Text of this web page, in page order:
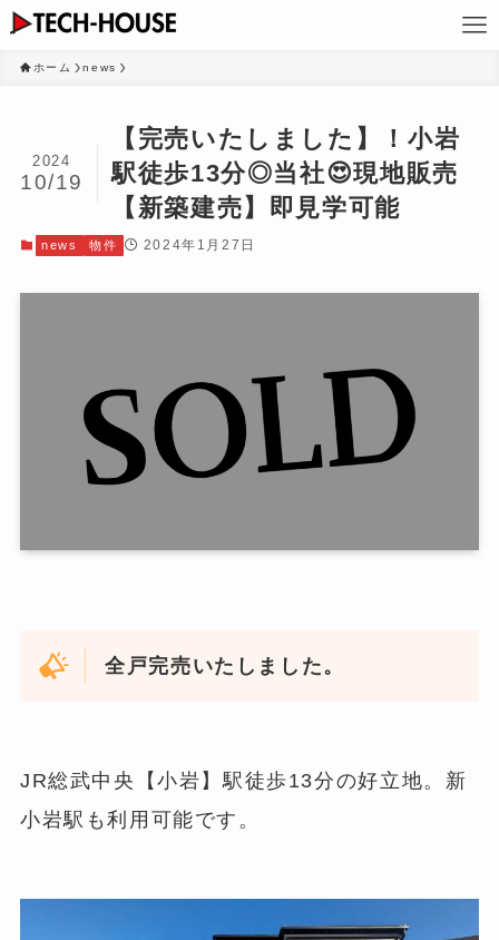
ホーム news
【完売いたしました】！小岩
駅徒歩13分◎当社😍現地販売
【新築建売】即見学可能
2024
10/19
news 物件 2024年1月27日
全戸完売いたしました。
JR総武中央【小岩】駅徒歩13分の好立地。新
小岩駅も利用可能です。